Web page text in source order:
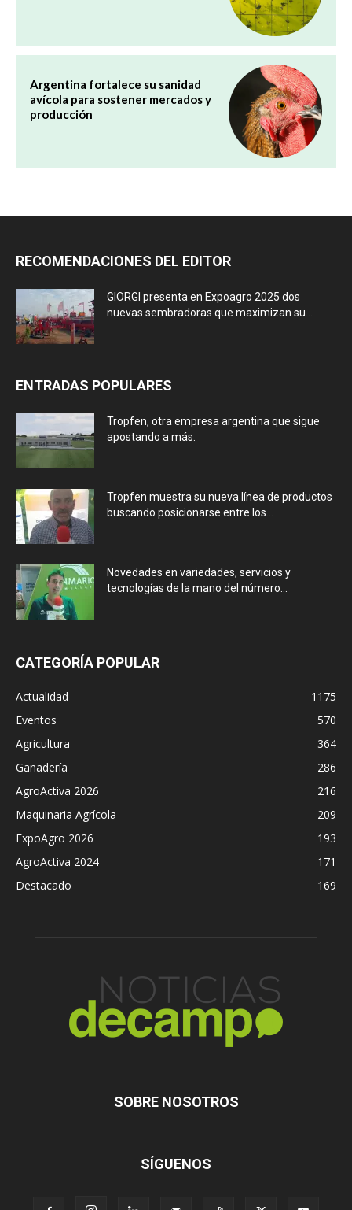
Argentina fortalece su sanidad
avícola para sostener mercados y
producción
RECOMENDACIONES DEL EDITOR
GIORGI presenta en Expoagro 2025 dos
nuevas sembradoras que maximizan su...
ENTRADAS POPULARES
Tropfen, otra empresa argentina que sigue
apostando a más.
Tropfen muestra su nueva línea de productos
buscando posicionarse entre los...
Novedades en variedades, servicios y
tecnologías de la mano del número...
CATEGORÍA POPULAR
Actualidad
1175
Eventos
570
Agricultura
364
Ganadería
286
AgroActiva 2026
216
Maquinaria Agrícola
209
ExpoAgro 2026
193
AgroActiva 2024
171
Destacado
169
SOBRE NOSOTROS
SÍGUENOS